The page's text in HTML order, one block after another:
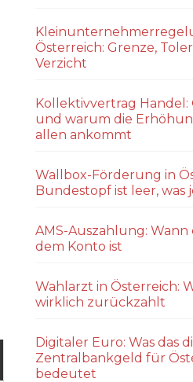
Österreich: Grenze,
Verzicht
Kollektivvertrag Handel:
und warum die
allen ankommt
Wallbox-Förderung in
Bundestopf ist leer, was
AMS-Auszahlung: Wann
dem Konto ist
Wahlarzt in Österreich:
wirklich zurückzahlt
Digitaler Euro: Was das
Zentralbankgeld für
bedeutet